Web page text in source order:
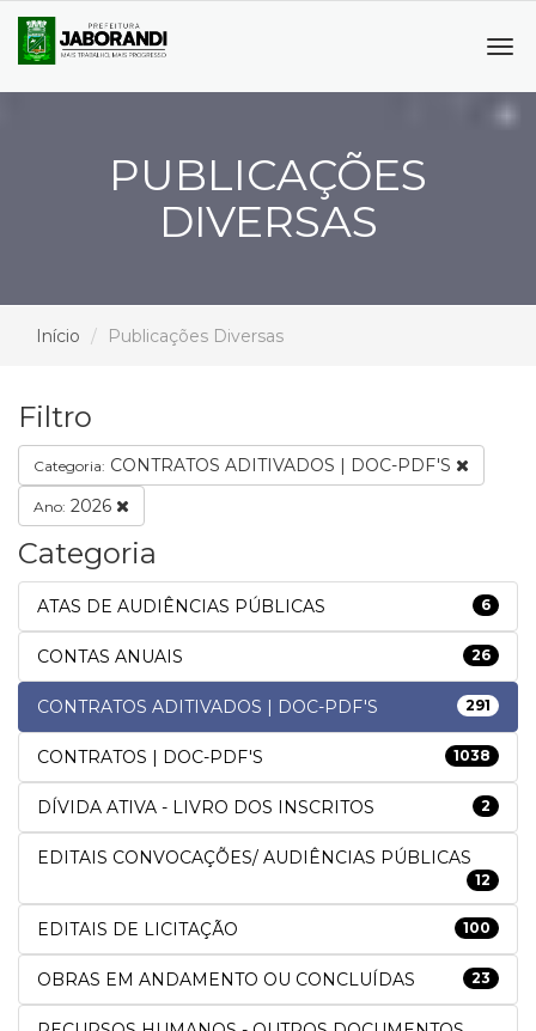
PUBLICAÇÕES
DIVERSAS
Início Publicações Diversas
Filtro
Categoria: CONTRATOS ADITIVADOS | DOC-PDF'S
Ano: 2026
Categoria
ATAS DE AUDIÊNCIAS PÚBLICAS 6
CONTAS ANUAIS 26
CONTRATOS ADITIVADOS | DOC-PDF'S 291
CONTRATOS | DOC-PDF'S 1038
DÍVIDA ATIVA - LIVRO DOS INSCRITOS 2
EDITAIS CONVOCAÇÕES/ AUDIÊNCIAS PÚBLICAS
12
EDITAIS DE LICITAÇÃO 100
OBRAS EM ANDAMENTO OU CONCLUÍDAS 23